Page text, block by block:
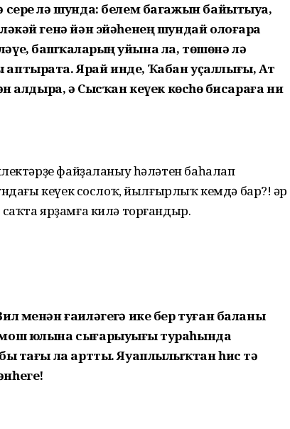
лә шунда: белем багажын байытыуҙа,
генә йән эйәһенең шундай олоғара
башҡаларҙың уйына ла, төшөнә лә
аптырата. Ярай инде, Ҡабан уҫаллығы, Ат
алдыра, ә Сысҡан кеүек көсһөҙ бисараға ни
файҙаланыу һәләтен баһалап
кеүек сослоҡ, йылғырлыҡ кемдә бар?! Һәр
ярҙамға килә торғандыр.
менән ғаиләгеҙгә ике бер туған баланы
юлына сығарыуығыҙ тураһында
тағы ла артты. Яуаплылыҡтан һис тә